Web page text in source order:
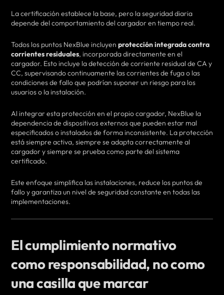
La certificación establece la base, pero la seguridad diaria
depende del comportamiento del cargador en tiempo real.
Todos los puntos NexBlue incluyen protección integrada contra
corrientes residuales, incorporada directamente en el
cargador. Esto incluye la detección de corriente residual de CA y
CC, supervisando continuamente las corrientes de fuga o las
condiciones de fallo que podrían suponer un riesgo para los
usuarios o la instalación.
Al integrar esta protección en el propio cargador, NexBlue la
dependencia de dispositivos externos que pueden estar mal
especificados o instalados de forma inconsistente. La protección
está siempre activa, siempre se adapta correctamente al
cargador y siempre se prueba como parte del sistema
certificado.
Este enfoque simplifica las instalaciones, reduce los puntos de
fallo y garantiza un nivel de seguridad constante en todas las
implementaciones.
El cumplimiento normativo
como responsabilidad, no como
una casilla que marcar